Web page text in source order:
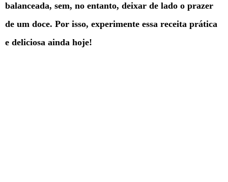
balanceada, sem, no entanto, deixar de lado o prazer
de um doce. Por isso, experimente essa receita prática
e deliciosa ainda hoje!